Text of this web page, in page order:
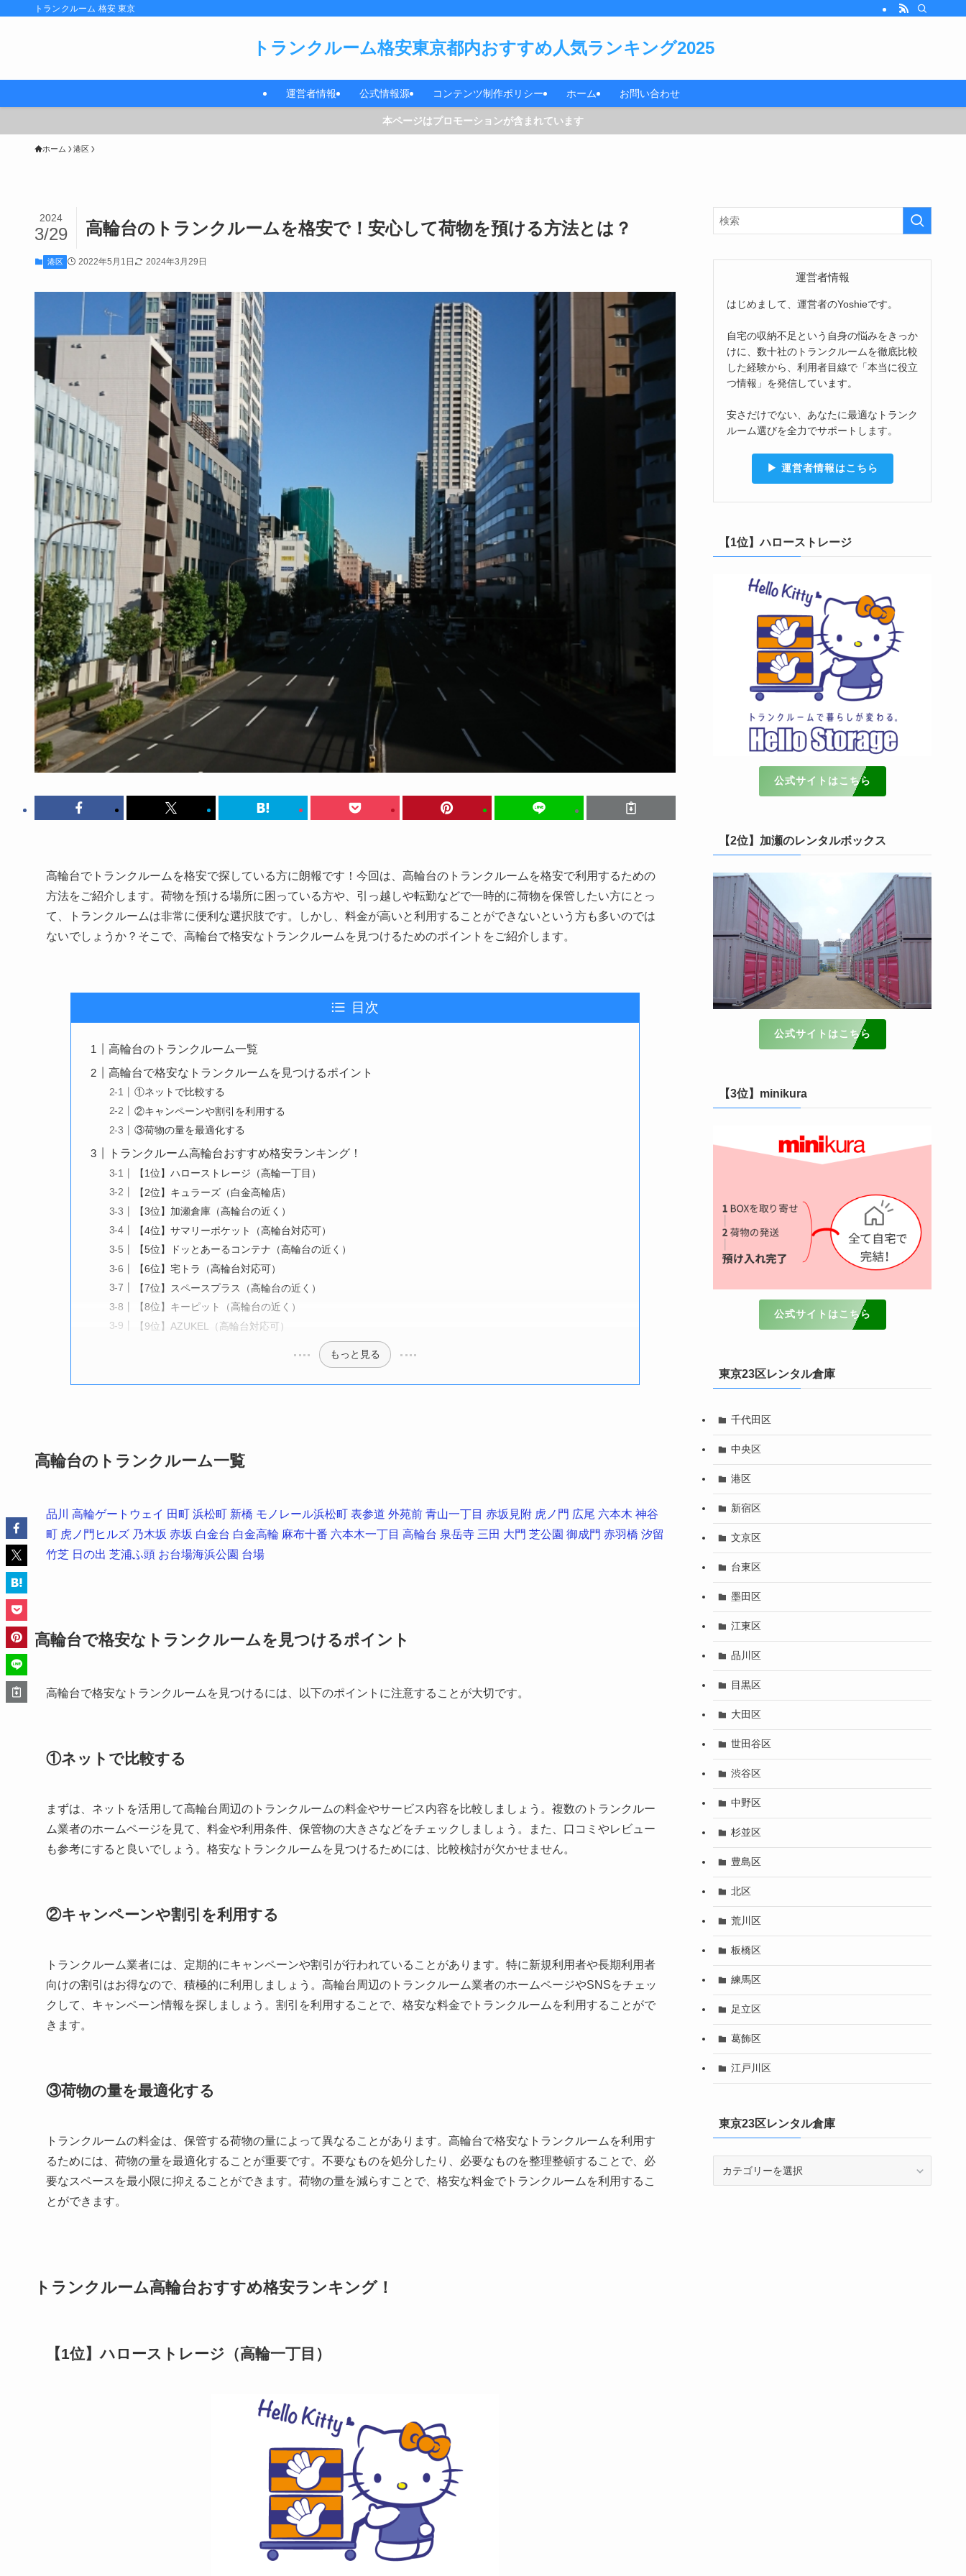
トランクルーム 格安 東京
トランクルーム格安東京都内おすすめ人気ランキング2025
運営者情報 公式情報源 コンテンツ制作ポリシー ホーム お問い合わせ
本ページはプロモーションが含まれています
ホーム 港区
高輪台のトランクルームを格安で！安心して荷物を預ける方法とは？
2024
3/29
港区 2022年5月1日 2024年3月29日
高輪台でトランクルームを格安で探している方に朗報です！今回は、高輪台のトランクルームを格安で利用するための
方法をご紹介します。荷物を預ける場所に困っている方や、引っ越しや転勤などで一時的に荷物を保管したい方にとっ
て、トランクルームは非常に便利な選択肢です。しかし、料金が高いと利用することができないという方も多いのでは
ないでしょうか？そこで、高輪台で格安なトランクルームを見つけるためのポイントをご紹介します。
目次
高輪台のトランクルーム一覧
高輪台で格安なトランクルームを見つけるポイント
①ネットで比較する
②キャンペーンや割引を利用する
③荷物の量を最適化する
トランクルーム高輪台おすすめ格安ランキング！
【1位】ハローストレージ（高輪一丁目）
【2位】キュラーズ（白金高輪店）
【3位】加瀬倉庫（高輪台の近く）
【4位】サマリーポケット（高輪台対応可）
【5位】ドッとあーるコンテナ（高輪台の近く）
【6位】宅トラ（高輪台対応可）
【7位】スペースプラス（高輪台の近く）
【8位】キーピット（高輪台の近く）
【9位】AZUKEL（高輪台対応可）
もっと見る
高輪台のトランクルーム一覧
品川 高輪ゲートウェイ 田町 浜松町 新橋 モノレール浜松町 表参道 外苑前 青山一丁目 赤坂見附 虎ノ門 広尾 六本木 神谷
町 虎ノ門ヒルズ 乃木坂 赤坂 白金台 白金高輪 麻布十番 六本木一丁目 高輪台 泉岳寺 三田 大門 芝公園 御成門 赤羽橋 汐留
竹芝 日の出 芝浦ふ頭 お台場海浜公園 台場
高輪台で格安なトランクルームを見つけるポイント
高輪台で格安なトランクルームを見つけるには、以下のポイントに注意することが大切です。
①ネットで比較する
まずは、ネットを活用して高輪台周辺のトランクルームの料金やサービス内容を比較しましょう。複数のトランクルー
ム業者のホームページを見て、料金や利用条件、保管物の大きさなどをチェックしましょう。また、口コミやレビュー
も参考にすると良いでしょう。格安なトランクルームを見つけるためには、比較検討が欠かせません。
②キャンペーンや割引を利用する
トランクルーム業者には、定期的にキャンペーンや割引が行われていることがあります。特に新規利用者や長期利用者
向けの割引はお得なので、積極的に利用しましょう。高輪台周辺のトランクルーム業者のホームページやSNSをチェッ
クして、キャンペーン情報を探しましょう。割引を利用することで、格安な料金でトランクルームを利用することがで
きます。
③荷物の量を最適化する
トランクルームの料金は、保管する荷物の量によって異なることがあります。高輪台で格安なトランクルームを利用す
るためには、荷物の量を最適化することが重要です。不要なものを処分したり、必要なものを整理整頓することで、必
要なスペースを最小限に抑えることができます。荷物の量を減らすことで、格安な料金でトランクルームを利用するこ
とができます。
トランクルーム高輪台おすすめ格安ランキング！
【1位】ハローストレージ（高輪一丁目）
運営者情報
はじめまして、運営者のYoshieです。
自宅の収納不足という自身の悩みをきっか
けに、数十社のトランクルームを徹底比較
した経験から、利用者目線で「本当に役立
つ情報」を発信しています。
安さだけでない、あなたに最適なトランク
ルーム選びを全力でサポートします。
▶︎ 運営者情報はこちら
【1位】ハローストレージ
公式サイトはこちら
【2位】加瀬のレンタルボックス
公式サイトはこちら
【3位】minikura
公式サイトはこちら
東京23区レンタル倉庫
千代田区
中央区
港区
新宿区
文京区
台東区
墨田区
江東区
品川区
目黒区
大田区
世田谷区
渋谷区
中野区
杉並区
豊島区
北区
荒川区
板橋区
練馬区
足立区
葛飾区
江戸川区
東京23区レンタル倉庫